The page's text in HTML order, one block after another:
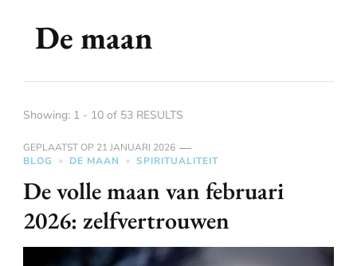
De maan
Showing: 1 - 10 of 53 RESULTS
GEPLAATST OP 21 JANUARI 2026
BLOG
DE MAAN SPIRITUALITEIT
De volle maan van februari
2026: zelfvertrouwen